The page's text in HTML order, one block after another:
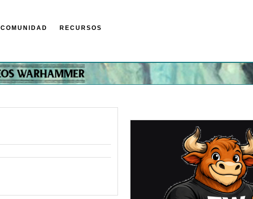
COMUNIDAD RECURSOS